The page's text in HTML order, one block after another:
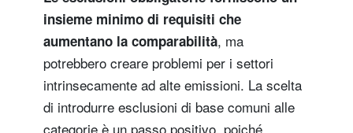
insieme minimo di requisiti che
aumentano la comparabilità, ma
potrebbero creare problemi per i settori
intrinsecamente ad alte emissioni. La scelta
di introdurre esclusioni di base comuni alle
categorie è un passo positivo, poiché